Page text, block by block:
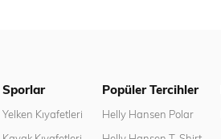
Sporlar
Yelken Kıyafetleri
Popüler Tercihler
Helly Hansen Polar